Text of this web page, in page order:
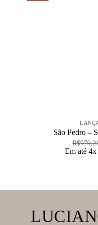
São Pedro –
R$
Em até 4x